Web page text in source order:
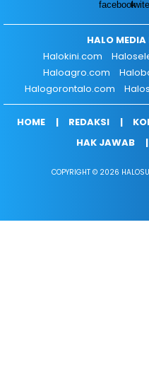
HALO
Halokini.com
Haloagro.com
Halogorontalo.com
HOME REDAKSI
HAK JAWAB
COPYRIGHT © 2026